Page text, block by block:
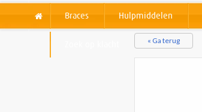
Braces Hulpmiddelen
« Ga terug